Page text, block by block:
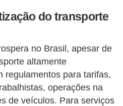
do transporte
no Brasil, apesar de
altamente
regulamentos para tarifas,
operações na
de veículos. Para serviços